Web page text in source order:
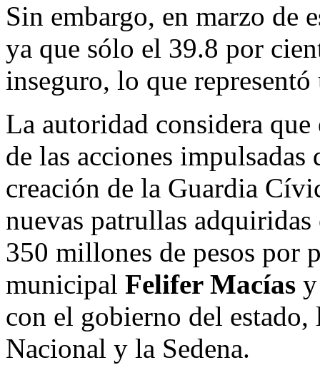
Sin embargo, en marzo de
ya que sólo el 39.8 por
inseguro, lo que
La autoridad considera que
de las acciones
creación de la Guardia
nuevas patrullas
350 millones de pesos por
municipal Felifer Macías
con el gobierno del
Nacional y la Sedena.